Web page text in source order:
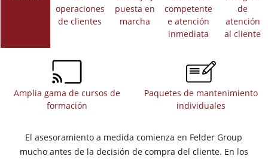
operaciones
de clientes
puesta en
marcha
competente
e atención
inmediata
de
atención
al cliente
Amplia gama de cursos de
formación
Paquetes de mantenimiento
individuales
El asesoramiento a medida comienza en Felder Group
mucho antes de la decisión de compra del cliente. En los